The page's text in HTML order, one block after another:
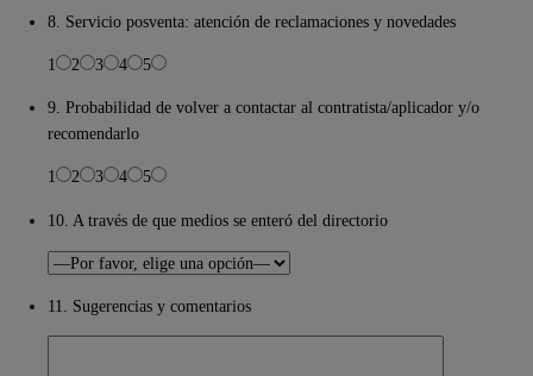
8. Servicio posventa: atención de reclamaciones y novedades
1 2 3 4 5
9. Probabilidad de volver a contactar al contratista/aplicador y/o
recomendarlo
1 2 3 4 5
10. A través de que medios se enteró del directorio
11. Sugerencias y comentarios